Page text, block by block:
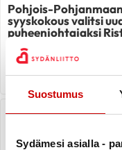
Suostumus
Sydämesi asialla -
Pohjois-
syyskokous valitsi
puheenjohtajaksi
LUE UUTINEN
Pohjoisen